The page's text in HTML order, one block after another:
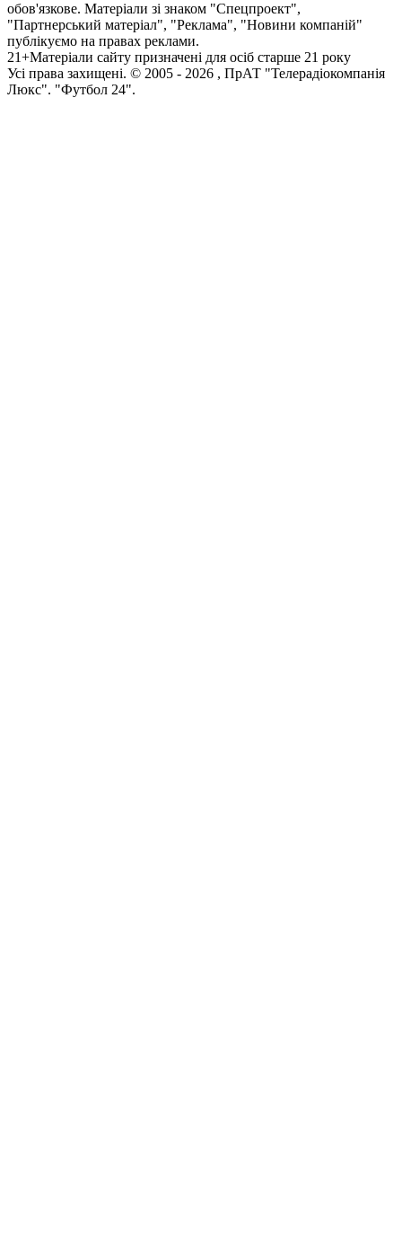
обов'язкове. Матеріали зі знаком "Спецпроект",
"Партнерський матеріал", "Реклама", "Новини компаній"
публікуємо на правах реклами.
21+Матеріали сайту призначені для осіб старше 21 року
Усi права захищенi. © 2005 - 2026 , ПрАТ "Телерадіокомпанія
Люкс". "Футбол 24".